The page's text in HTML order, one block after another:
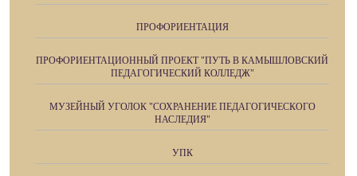
ПРОФОРИЕНТАЦИЯ
ПРОФОРИЕНТАЦИОННЫЙ ПРОЕКТ "ПУТЬ В КАМЫШЛОВСКИЙ
ПЕДАГОГИЧЕСКИЙ КОЛЛЕДЖ"
МУЗЕЙНЫЙ УГОЛОК "СОХРАНЕНИЕ ПЕДАГОГИЧЕСКОГО
НАСЛЕДИЯ"
УПК